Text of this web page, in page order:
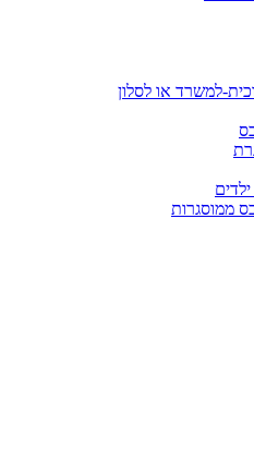
למשרד או לסלון
ממוסגרות